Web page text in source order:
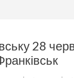
28